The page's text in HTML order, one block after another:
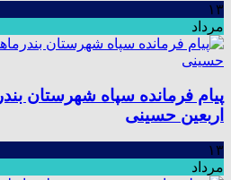
۱۳
مرداد
پیام فرمانده سپاه شهرستان
اربعین حسینی
۱۳
مرداد